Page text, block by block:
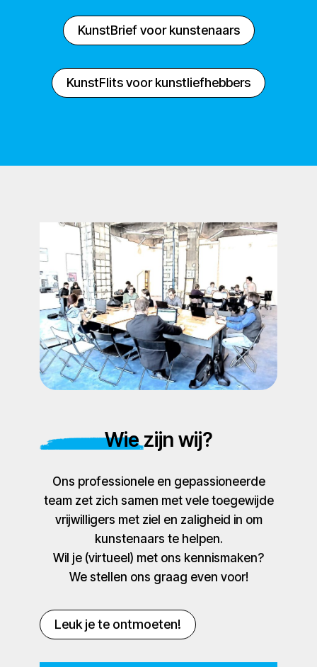
KunstBrief voor kunstenaars
KunstFlits voor kunstliefhebbers
Wie zijn wij?
Ons professionele en gepassioneerde
team zet zich samen met vele toegewijde
vrijwilligers met ziel en zaligheid in om
kunstenaars te helpen.
Wil je (virtueel) met ons kennismaken?
We stellen ons graag even voor!
Leuk je te ontmoeten!